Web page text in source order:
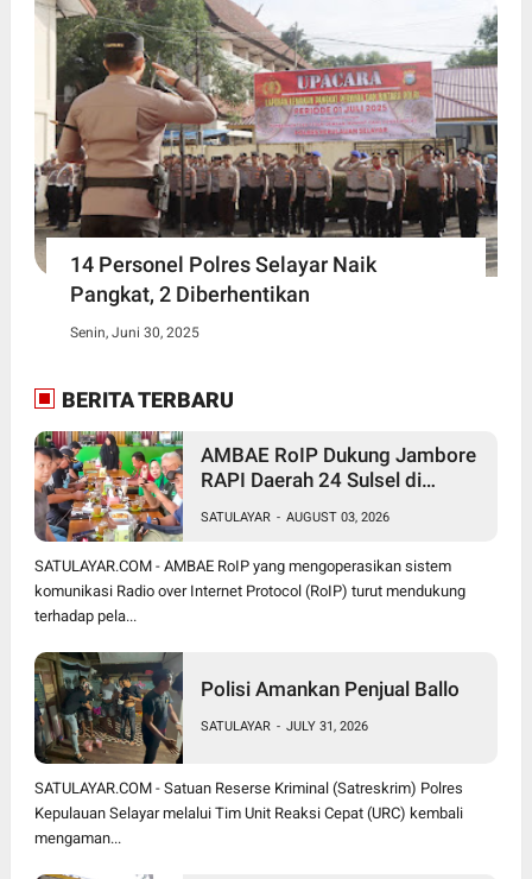
14 Personel Polres Selayar Naik
Pangkat, 2 Diberhentikan
Senin, Juni 30, 2025
BERITA TERBARU
AMBAE RoIP Dukung Jambore
RAPI Daerah 24 Sulsel di
SATULAYAR - AUGUST 03, 2026
SATULAYAR.COM - AMBAE RoIP yang mengoperasikan sistem
komunikasi Radio over Internet Protocol (RoIP) turut mendukung
terhadap pela...
Polisi Amankan Penjual Ballo
SATULAYAR - JULY 31, 2026
SATULAYAR.COM - Satuan Reserse Kriminal (Satreskrim) Polres
Kepulauan Selayar melalui Tim Unit Reaksi Cepat (URC) kembali
mengaman...